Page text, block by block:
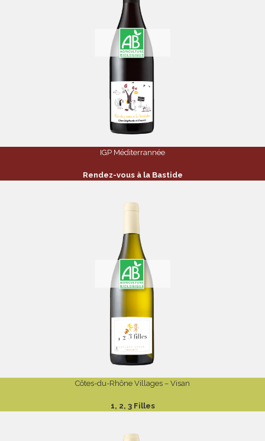
IGP Méditerrannée
Rendez-vous à la Bastide
Côtes-du-Rhône Villages – Visan
1, 2, 3 Filles